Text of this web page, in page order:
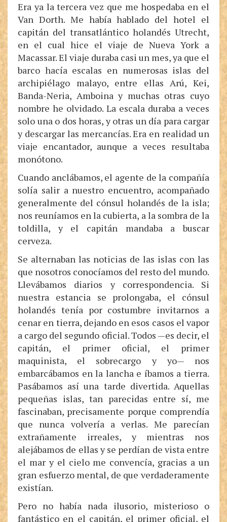
Era ya la tercera vez que me hospedaba en el
Van Dorth. Me había hablado del hotel el
capitán del transatlántico holandés Utrecht,
en el cual hice el viaje de Nueva York a
Macassar. El viaje duraba casi un mes, ya que el
barco hacía escalas en numerosas islas del
archipiélago malayo, entre ellas Arú, Kei,
Banda-Neria, Amboina y muchas otras cuyo
nombre he olvidado. La escala duraba a veces
solo una o dos horas, y otras un día para cargar
y descargar las mercancías. Era en realidad un
viaje encantador, aunque a veces resultaba
monótono.
Cuando anclábamos, el agente de la compañía
solía salir a nuestro encuentro, acompañado
generalmente del cónsul holandés de la isla;
nos reuníamos en la cubierta, a la sombra de la
toldilla, y el capitán mandaba a buscar
cerveza.
Se alternaban las noticias de las islas con las
que nosotros conocíamos del resto del mundo.
Llevábamos diarios y correspondencia. Si
nuestra estancia se prolongaba, el cónsul
holandés tenía por costumbre invitarnos a
cenar en tierra, dejando en esos casos el vapor
a cargo del segundo oficial. Todos —es decir, el
capitán, el primer oficial, el primer
maquinista, el sobrecargo y yo— nos
embarcábamos en la lancha e íbamos a tierra.
Pasábamos así una tarde divertida. Aquellas
pequeñas islas, tan parecidas entre sí, me
fascinaban, precisamente porque comprendía
que nunca volvería a verlas. Me parecían
extrañamente irreales, y mientras nos
alejábamos de ellas y se perdían de vista entre
el mar y el cielo me convencía, gracias a un
gran esfuerzo mental, de que verdaderamente
existían.
Pero no había nada ilusorio, misterioso o
fantástico en el capitán, el primer oficial, el